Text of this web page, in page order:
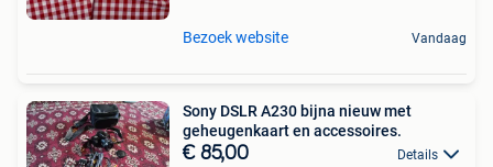
Bezoek website Vandaag
Sony DSLR A230 bijna nieuw met
geheugenkaart en accessoires.
€ 85,00 Details